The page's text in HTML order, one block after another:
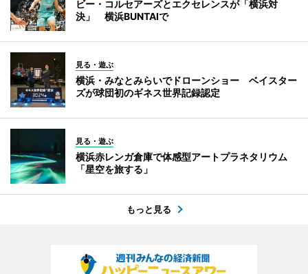
ビー・コルセアーズとエクセレンスが「横浜対
決」 横浜BUNTAIで
見る・遊ぶ
横浜・みなとみらいでドローンショー ベイスター
ズが球団初のギネス世界記録認定
見る・遊ぶ
横浜赤レンガ倉庫で体感型アートプラネタリウム
「星空を旅する」
もっと見る